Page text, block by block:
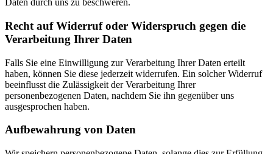
Daten durch uns zu beschweren.
Recht auf Widerruf oder Widerspruch gegen die
Verarbeitung Ihrer Daten
Falls Sie eine Einwilligung zur Verarbeitung Ihrer Daten erteilt
haben, können Sie diese jederzeit widerrufen. Ein solcher Widerruf
beeinflusst die Zulässigkeit der Verarbeitung Ihrer
personenbezogenen Daten, nachdem Sie ihn gegenüber uns
ausgesprochen haben.
Aufbewahrung von Daten